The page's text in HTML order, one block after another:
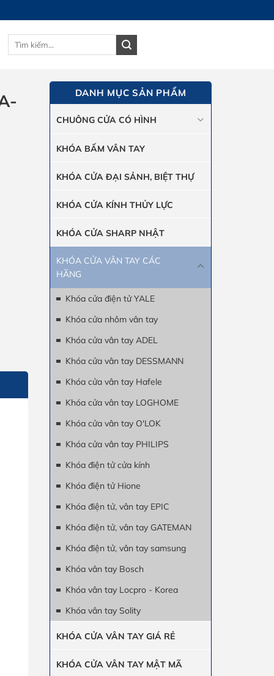
Tìm
DANH MỤC SẢN PHẨM
CHUÔNG CỬA CÓ HÌNH
KHÓA BẤM VÂN TAY
KHÓA CỬA ĐẠI SẢNH, BIỆT THỰ
KHÓA CỬA KÍNH THỦY LỰC
KHÓA CỬA SHARP NHẬT
KHÓA CỬA VÂN TAY CÁC
HÃNG
Khóa cửa điện tử YALE
Khóa cửa nhôm vân tay
Khóa cửa vân tay ADEL
Khóa cửa vân tay DESSMANN
Khóa cửa vân tay Hafele
Khóa cửa vân tay LOGHOME
Khóa cửa vân tay O'LOK
Khóa cửa vân tay PHILIPS
Khóa điện tử cửa kính
Khóa điện tử Hione
Khóa điện tử, vân tay EPIC
Khóa điện tử, vân tay GATEMAN
Khóa điện tử, vân tay samsung
Khóa vân tay Bosch
Khóa vân tay Locpro - Korea
Khóa vân tay Solity
KHÓA CỬA VÂN TAY GIÁ RẺ
KHÓA CỬA VÂN TAY MẬT MÃ